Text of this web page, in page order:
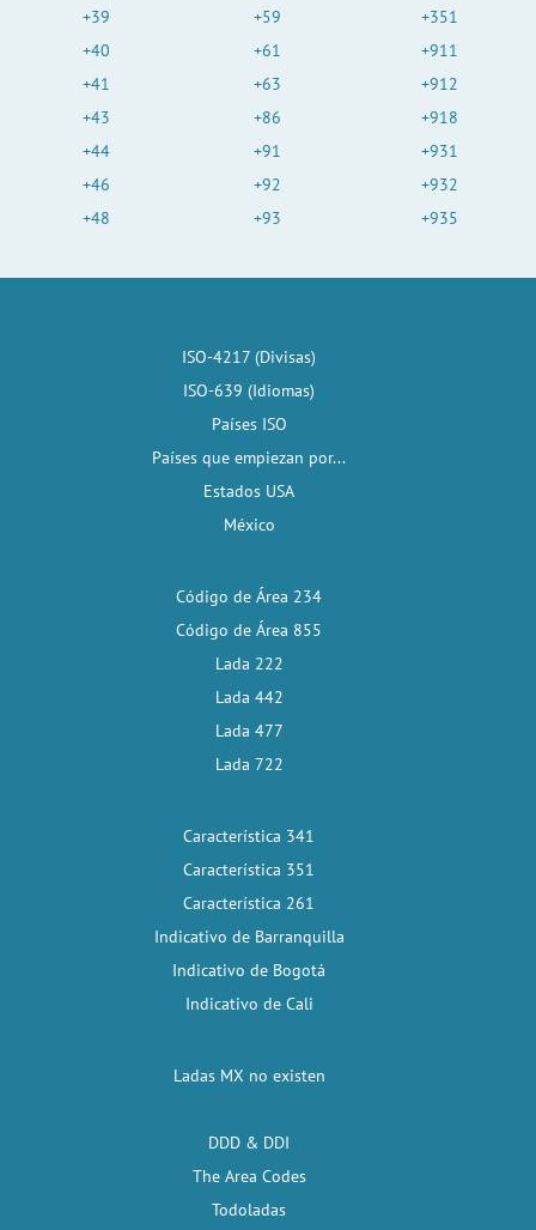
+39
+40
+41
+43
+44
+46
+48
+59
+61
+63
+86
+91
+92
+93
+351
+911
+912
+918
+931
+932
+935
ISO-4217 (Divisas)
ISO-639 (Idiomas)
Países ISO
Países que empiezan por...
Estados USA
México
Código de Área 234
Código de Área 855
Lada 222
Lada 442
Lada 477
Lada 722
Característica 341
Característica 351
Característica 261
Indicativo de Barranquilla
Indicativo de Bogotá
Indicativo de Cali
Ladas MX no existen
DDD & DDI
The Area Codes
Todoladas